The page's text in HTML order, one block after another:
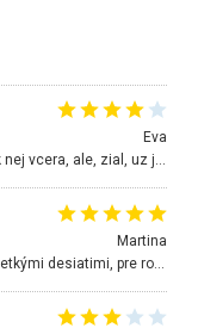
Eva
Hojdacka v Krpelanoch uz nie je, vysli sme si k nej vcera, ale, zial, uz je znicena. Ak sem planujete cestu len kvoli hojdacke, mozete si ju usetrit. Krasny vyhlad je tu vsak aj bez hojdacky :-)
Martina
Nádherné miesto ktoré odporúčam navštíviť všetkými desiatimi, pre rodiny s deťmi, dôchodcom... Proste a jednoducho ozaj rozprávkový les.. určite ešte prídeme. Odniesli sme si na pamiatku krásne tričká,